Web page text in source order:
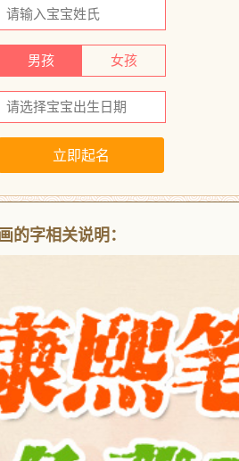
男孩 女孩
的字相关说明：